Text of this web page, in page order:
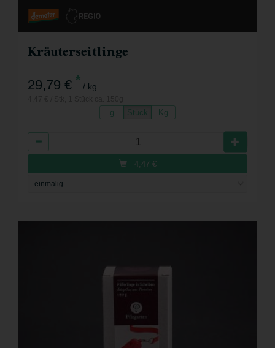
Kräuterseitlinge
29,79 € * / kg
g Stück Kg
4,47 €